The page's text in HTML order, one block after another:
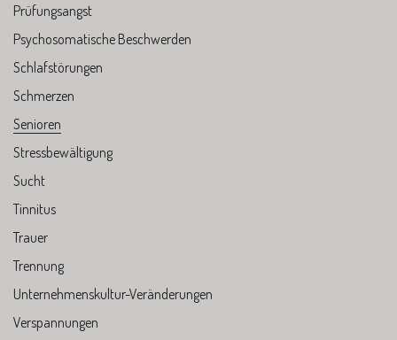
Prüfungsangst
Psychosomatische Beschwerden
Schlafstörungen
Schmerzen
Senioren
Stressbewältigung
Sucht
Tinnitus
Trauer
Trennung
Unternehmenskultur-Veränderungen
Verspannungen